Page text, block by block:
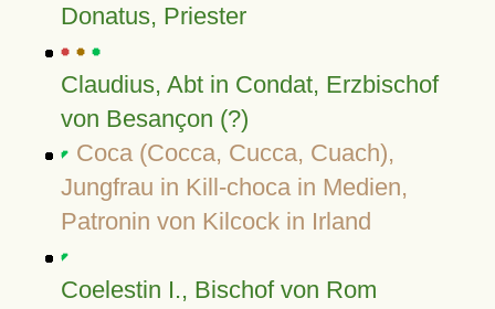
Donatus, Priester
Claudius, Abt in Condat, Erzbischof
von Besançon (?)
Coca (Cocca, Cucca, Cuach),
Jungfrau in Kill-choca in Medien,
Patronin von Kilcock in Irland
Coelestin I., Bischof von Rom